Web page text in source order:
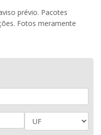
prévio. Pacotes
Fotos meramente